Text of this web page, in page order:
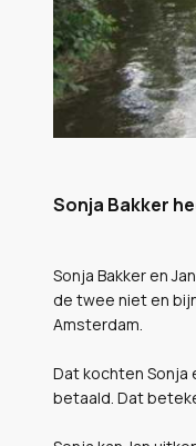
Sonja Bakker
Sonja Bakker en
de twee niet en
Amsterdam.
Dat kochten Sonja
betaald. Dat